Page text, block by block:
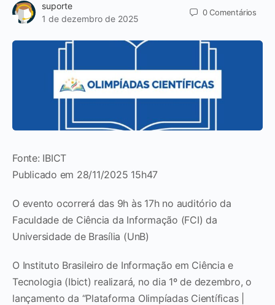
suporte
1 de dezembro de 2025
0Comentários
Fonte: IBICT
Publicado em 28/11/2025 15h47
O evento ocorrerá das 9h às 17h no auditório da
Faculdade de Ciência da Informação (FCI) da
Universidade de Brasília (UnB)
O Instituto Brasileiro de Informação em Ciência e
Tecnologia (Ibict) realizará, no dia 1º de dezembro, o
lançamento da “Plataforma Olimpíadas Científicas |